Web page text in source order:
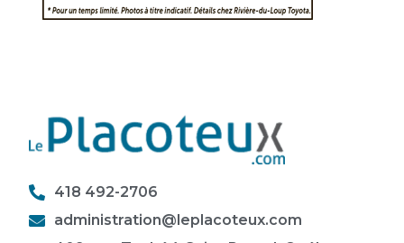
418 492-2706
administration@leplacoteux.com